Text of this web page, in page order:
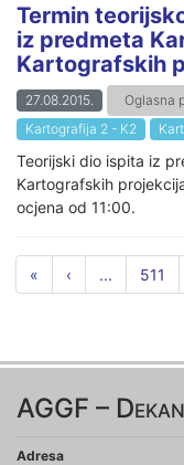
Termin
iz predmeta
Kartografskih
27.08.2015. Oglasna
Kartografija 2 - K2
Teorijski dio ispita iz
Kartografskih
ocjena od 11:00.
« ‹ ... 511
AGGF –
Adresa